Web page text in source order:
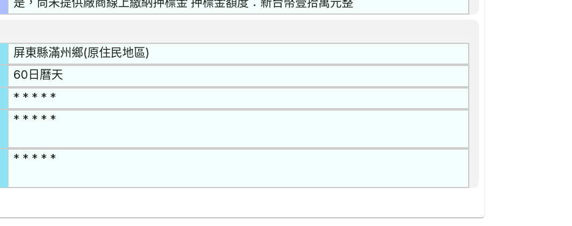
屏東縣滿州鄉(原住民地區)
60日曆天
* * * * *
* * * * *
* * * * *